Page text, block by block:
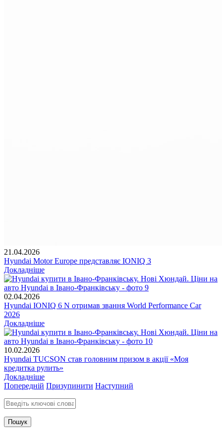
21.04.2026
Hyundai Motor Europe представляє IONIQ 3
Докладніше
02.04.2026
Hyundai IONIQ 6 N отримав звання World Performance Car
2026
Докладніше
10.02.2026
Hyundai TUCSON став головним призом в акції «Моя
кредитка рулить»
Докладніше
Попередній Призупинити Наступний
Введіть ключові слова для пошуку